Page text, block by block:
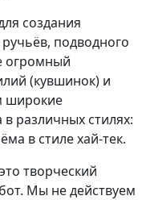
создания
подводного
огромный
(кувшинок) и
широкие
различных стилях:
в стиле хай-тек.
творческий
Мы не действуем